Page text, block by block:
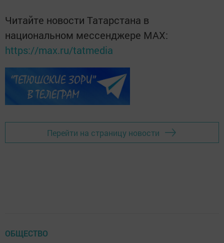
Читайте новости Татарстана в
национальном мессенджере MАХ:
https://max.ru/tatmedia
Перейти на страницу новости
ОБЩЕСТВО